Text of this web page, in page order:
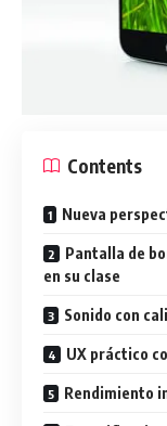
Contents
Nueva
Pantalla de
en su clase
Sonido con
UX práctico
Rendimiento